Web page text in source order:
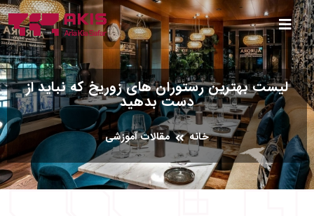
لیست بهترین رستوران های زوریخ که نباید از
دست بدهید
خانه مقالات آموزشی